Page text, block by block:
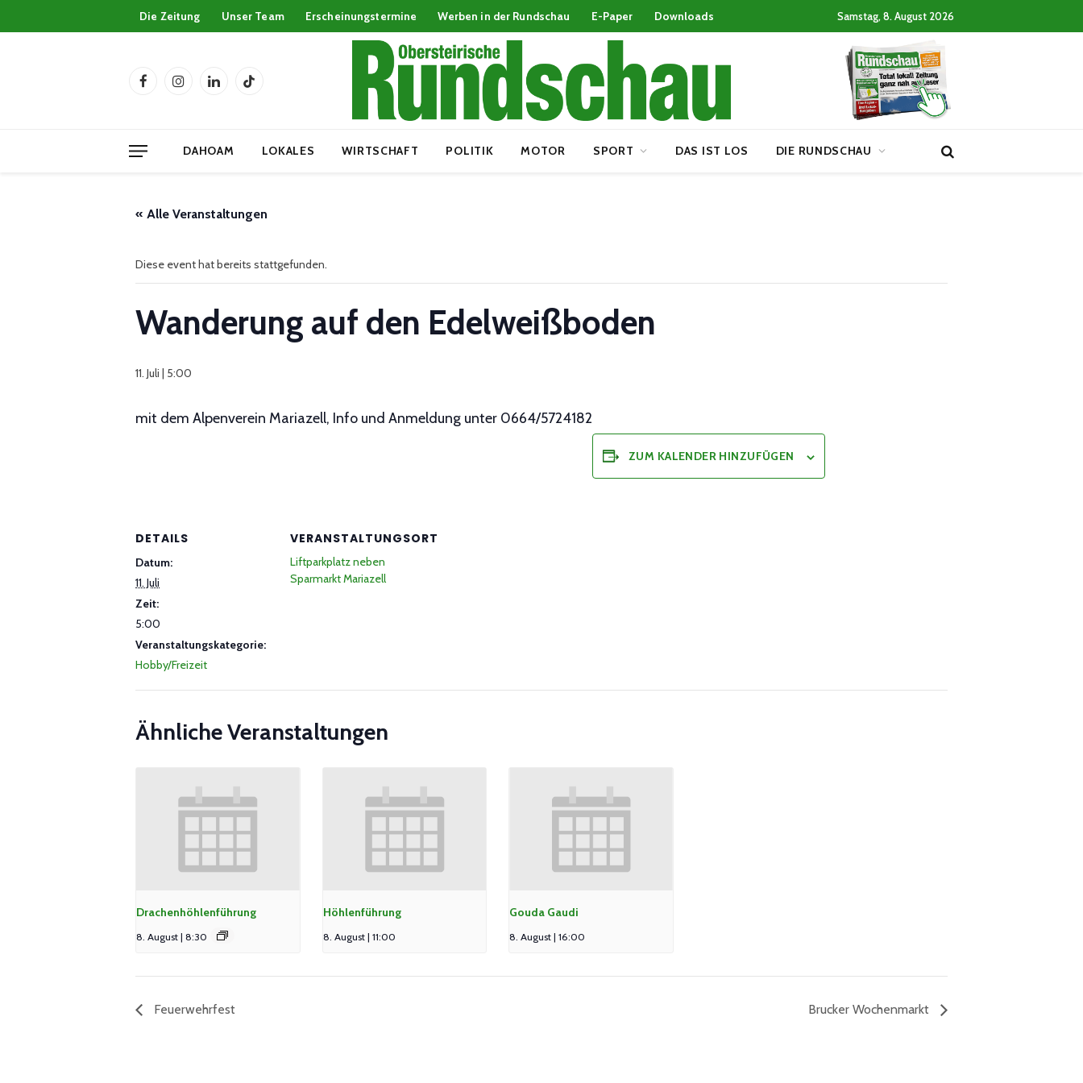
Die Zeitung Unser Team Erscheinungstermine Werben in der Rundschau E-Paper Downloads Samstag, 8. August 2026
FacebookInstagramLinkedInTikTok
DAHOAM LOKALES WIRTSCHAFT POLITIK MOTOR SPORT DAS IST LOS DIE RUNDSCHAU
« Alle Veranstaltungen
Diese event hat bereits stattgefunden.
Wanderung auf den Edelweißboden
11. Juli | 5:00
mit dem Alpenverein Mariazell, Info und Anmeldung unter 0664/5724182
ZUM KALENDER HINZUFÜGEN
DETAILS
Datum:
11. Juli
Zeit:
5:00
Veranstaltungskategorie:
Hobby/Freizeit
VERANSTALTUNGSORT
Liftparkplatz neben
Sparmarkt Mariazell
Ähnliche Veranstaltungen
Drachenhöhlenführung
8. August | 8:30
Höhlenführung
8. August | 11:00
Gouda Gaudi
8. August | 16:00
Feuerwehrfest Brucker Wochenmarkt